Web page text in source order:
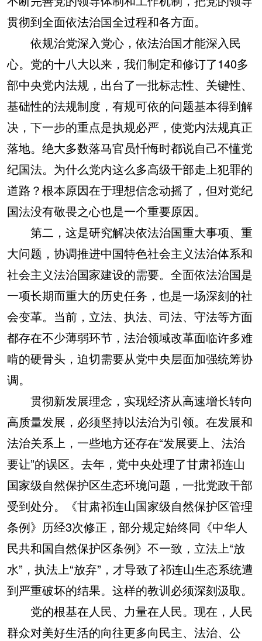
贯彻到全面依法治国全过程和各方面。
依规治党深入党心，依法治国才能深入民
心。党的十八大以来，我们制定和修订了140多
部中央党内法规，出台了一批标志性、关键性、
基础性的法规制度，有规可依的问题基本得到解
决，下一步的重点是执规必严，使党内法规真正
落地。绝大多数落马官员忏悔时都说自己不懂党
纪国法。为什么党内这么多高级干部走上犯罪的
道路？根本原因在于理想信念动摇了，但对党纪
国法没有敬畏之心也是一个重要原因。
第二，这是研究解决依法治国重大事项、重
大问题，协调推进中国特色社会主义法治体系和
社会主义法治国家建设的需要。 全面依法治国是
一项长期而重大的历史任务，也是一场深刻的社
会变革。当前，立法、执法、司法、守法等方面
都存在不少薄弱环节，法治领域改革面临许多难
啃的硬骨头，迫切需要从党中央层面加强统筹协
调。
贯彻新发展理念，实现经济从高速增长转向
高质量发展，必须坚持以法治为引领。在发展和
法治关系上，一些地方还存在“发展要上、法治
要让”的误区。去年，党中央处理了甘肃祁连山
国家级自然保护区生态环境问题，一批党政干部
受到处分。《甘肃祁连山国家级自然保护区管理
条例》历经3次修正，部分规定始终同《中华人
民共和国自然保护区条例》不一致，立法上“放
水”，执法上“放弃”，才导致了祁连山生态系统遭
到严重破坏的结果。这样的教训必须深刻汲取。
党的根基在人民、力量在人民。现在，人民
群众对美好生活的向往更多向民主、法治、公